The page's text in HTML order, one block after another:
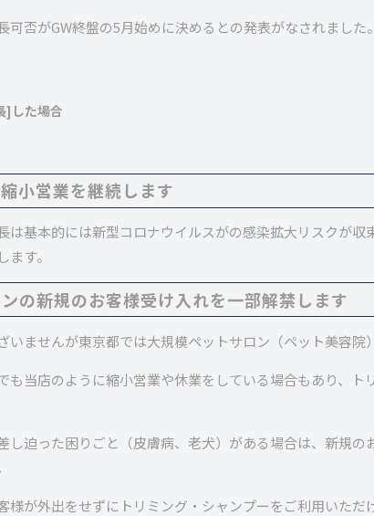
可否がGW終盤の5月始めに決めるとの発表がなされました
]した場合
小営業を継続します
は基本的には新型コロナウイルスがの感染拡大リスクが
す。
の新規のお客様受け入れを一部解禁します
いませんが東京都では大規模ペットサロン（ペット美容院
も当店のように縮小営業や休業をしている場合もあり、
し迫った困りごと（皮膚病、老犬）がある場合は、新規
様が外出をせずにトリミング・シャンプーをご利用いただ